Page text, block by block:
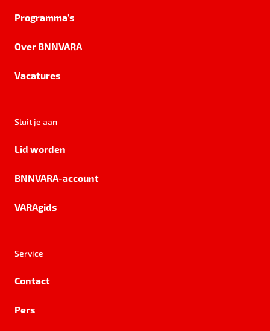
Programma's
Over BNNVARA
Vacatures
Sluit je aan
Lid worden
BNNVARA-account
VARAgids
Service
Contact
Pers